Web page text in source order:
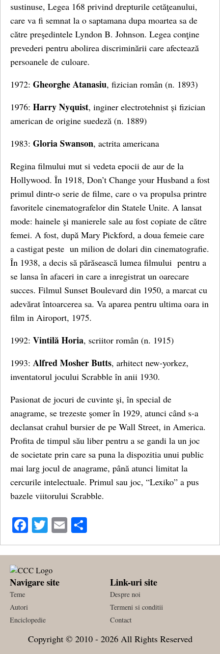
sustinuse, Legea 168 privind drepturile cetăţeanului,
care va fi semnat la o saptamana dupa moartea sa de
către preşedintele Lyndon B. Johnson. Legea conţine
prevederi pentru abolirea discriminării care afectează
persoanele de culoare.
1972: Gheorghe Atanasiu, fizician român (n. 1893)
1976: Harry Nyquist, inginer electrotehnist și fizician
american de origine suedeză (n. 1889)
1983: Gloria Swanson, actrita americana
Regina filmului mut si vedeta epocii de aur de la
Hollywood. În 1918, Don’t Change your Husband a fost
primul dintr-o serie de filme, care o va propulsa printre
favoritele cinematografelor din Statele Unite. A lansat
mode: hainele şi manierele sale au fost copiate de către
femei. A fost, după Mary Pickford, a doua femeie care
a castigat peste un milion de dolari din cinematografie.
În 1938, a decis să părăsească lumea filmului pentru a
se lansa în afaceri in care a inregistrat un oarecare
succes. Filmul Sunset Boulevard din 1950, a marcat cu
adevărat întoarcerea sa. Va aparea pentru ultima oara in
film in Airoport, 1975.
1992: Vintilă Horia, scriitor român (n. 1915)
1993: Alfred Mosher Butts, arhitect new-yorkez,
inventatorul jocului Scrabble în anii 1930.
Pasionat de jocuri de cuvinte şi, în special de
anagrame, se trezeste şomer în 1929, atunci când s-a
declansat crahul bursier de pe Wall Street, in America.
Profita de timpul său liber pentru a se gandi la un joc
de societate prin care sa puna la dispozitia unui public
mai larg jocul de anagrame, până atunci limitat la
cercurile intelectuale. Primul sau joc, “Lexiko” a pus
bazele viitorului Scrabble.
Facebook
Twitter
Email
Navigare site
Teme
Autori
Enciclopedie
Link-uri site
Despre noi
Termeni si conditii
Contact
Copyright © 2010 - 2026 All Rights Reserved